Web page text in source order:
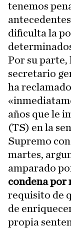
tenemos
dificulta la
Por su parte,
secretario
ha
años que le
(TS) en la
Supremo
martes,
amparado
condena por
requisito de
de
propia